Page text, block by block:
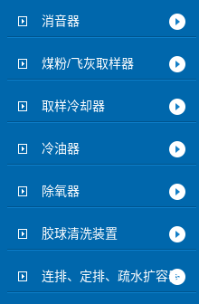
消音器
煤粉/飞灰取样器
取样冷却器
冷油器
除氧器
胶球清洗装置
连排、定排、疏水扩容器